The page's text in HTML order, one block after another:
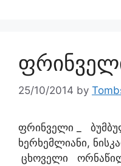
25/10/2014 by
ფრინველი _
ხერხემლიანი,
ცხოველი